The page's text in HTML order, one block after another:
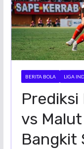
BERITA BOLA LIGA
vs
Bangkit